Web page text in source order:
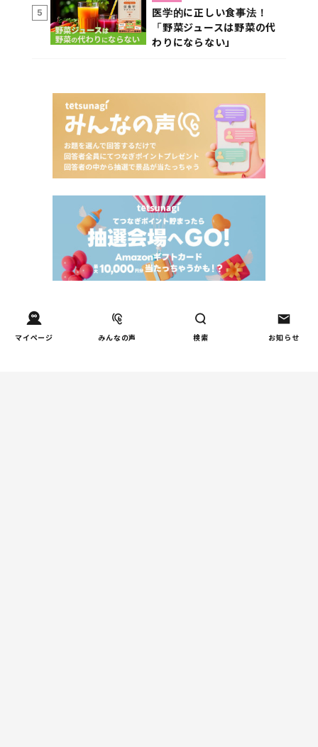
マイページ みんなの声 検索 お知らせ
5
医学的に正しい食事法！
「野菜ジュースは野菜の代
わりにならない」